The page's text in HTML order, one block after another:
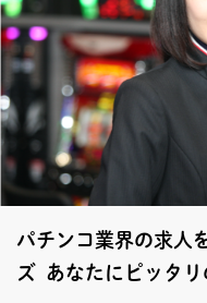
パチンコ業界の求人
ズ あなたにピッタ